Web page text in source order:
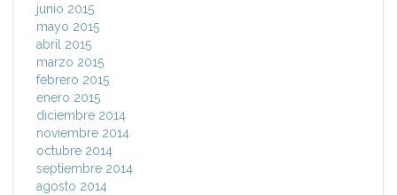
junio 2015
mayo 2015
abril 2015
marzo 2015
febrero 2015
enero 2015
diciembre 2014
noviembre 2014
octubre 2014
septiembre 2014
agosto 2014